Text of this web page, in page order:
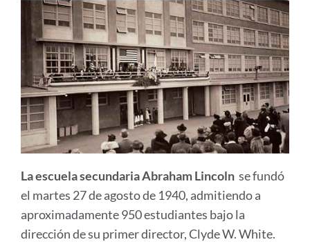
La escuela secundaria Abraham Lincoln se fundó
el martes 27 de agosto de 1940, admitiendo a
aproximadamente 950 estudiantes bajo la
dirección de su primer director, Clyde W. White.